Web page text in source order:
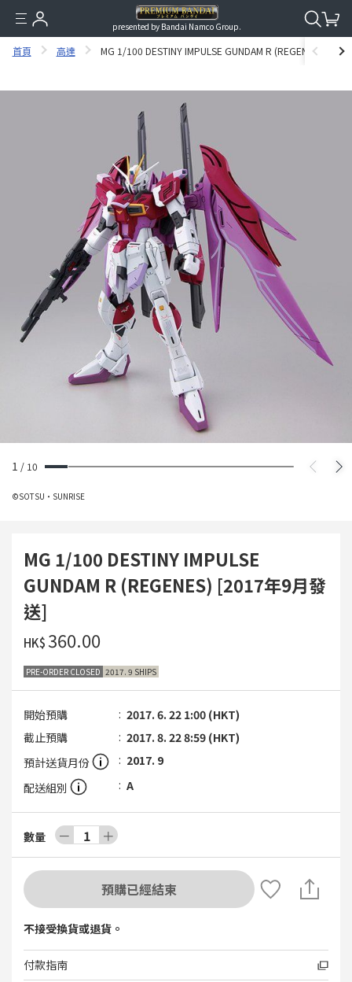
presented by Bandai Namco Group.
首頁 高達 MG 1/100 DESTINY IMPULSE GUNDAM R (REGENES)
1 / 10
©SOTSU・SUNRISE
MG 1/100 DESTINY IMPULSE
GUNDAM R (REGENES) [2017年9月發
送]
HK$ ‌360.00
PRE-ORDER CLOSED 2017. 9 SHIPS
開始預購
2017. 6. 22 1:00 (HKT)
截止預購
2017. 8. 22 8:59 (HKT)
預計送貨月份
2017. 9
配送組別
A
數量 － 1 ＋
預購已經結束
不接受換貨或退貨。
付款指南